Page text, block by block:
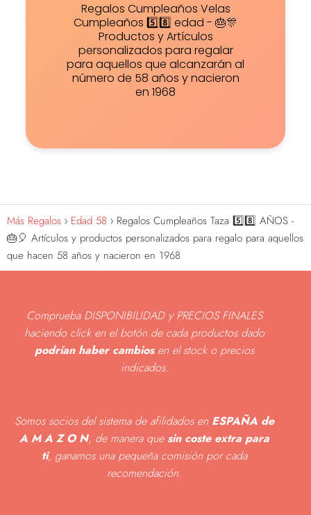
Regalos Cumpleaños Velas
Cumpleaños 5️⃣8️⃣ edad - 🎂🎊
Productos y Artículos
personalizados para regalar
para aquellos que alcanzarán al
número de 58 años y nacieron
en 1968
Más Regalos Edad 58
Regalos Cumpleaños Taza 5️⃣8️⃣ AÑOS -
🎂🎈 Artículos y productos personalizados para regalo para aquellos
que hacen 58 años y nacieron en 1968
Comprueba DISPONIBILIDAD y PRECIOS FINALES
haciendo click en el botón de cada productos dado
podrían haber cambiosen el stock o precios
indicados.
Somos socios del sistema de afilidados en ESPAÑA de
A M A Z O N, de manera que sin coste extra para
ti, ganamos una pequeña comisión por cada
recomendación.